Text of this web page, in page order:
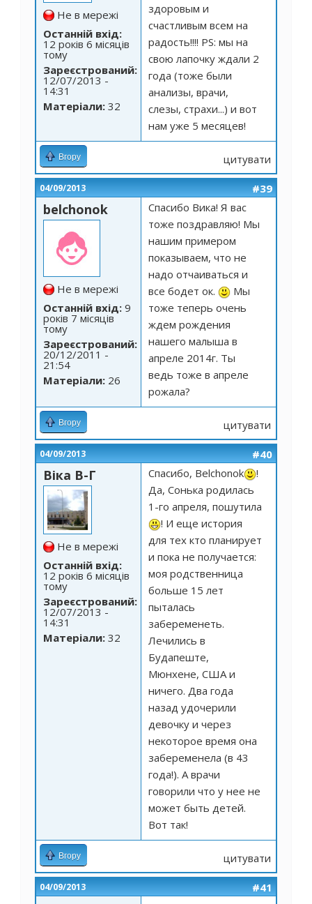
Не в мережі
Останній вхід:
12 років 6 місяців
тому
Зареєстрований:
12/07/2013 -
14:31
Матеріали: 32
здоровым и
счастливым всем на
радость!!!! PS: мы на
свою лапочку ждали 2
года (тоже были
анализы, врачи,
слезы, страхи...) и вот
нам уже 5 месяцев!
Вгору цитувати
04/09/2013 #39
belchonok
Не в мережі
Останній вхід: 9
років 7 місяців
тому
Зареєстрований:
20/12/2011 -
21:54
Матеріали: 26
Спасибо Вика! Я вас
тоже поздравляю! Мы
нашим примером
показываем, что не
надо отчаиваться и
все бодет ок.
Мы
тоже теперь очень
ждем рождения
нашего малыша в
апреле 2014г. Ты
ведь тоже в апреле
рожала?
Вгору цитувати
04/09/2013 #40
Віка В-Г
Не в мережі
Останній вхід:
12 років 6 місяців
тому
Зареєстрований:
12/07/2013 -
14:31
Матеріали: 32
Спасибо, Belchonok
!
Да, Сонька родилась
1-го апреля, пошутила
! И еще история
для тех кто планирует
и пока не получается:
моя родственница
больше 15 лет
пыталась
забеременеть.
Лечились в
Будапеште,
Мюнхене, США и
ничего. Два года
назад удочерили
девочку и через
некоторое время она
забеременела (в 43
года!). А врачи
говорили что у нее не
может быть детей.
Вот так!
Вгору цитувати
04/09/2013 #41